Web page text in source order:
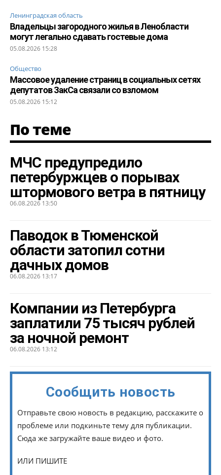
Ленинградская область
Владельцы загородного жилья в Ленобласти
могут легально сдавать гостевые дома
05.08.2026 15:28
Общество
Массовое удаление страниц в социальных сетях
депутатов ЗакСа связали со взломом
05.08.2026 15:12
По теме
МЧС предупредило
петербуржцев о порывах
штормового ветра в пятницу
06.08.2026 13:50
Паводок в Тюменской
области затопил сотни
дачных домов
06.08.2026 13:17
Компании из Петербурга
заплатили 75 тысяч рублей
за ночной ремонт
06.08.2026 13:12
Сообщить новость
Отправьте свою новость в редакцию, расскажите о
проблеме или подкиньте тему для публикации.
Сюда же загружайте ваше видео и фото.
ИЛИ ПИШИТЕ